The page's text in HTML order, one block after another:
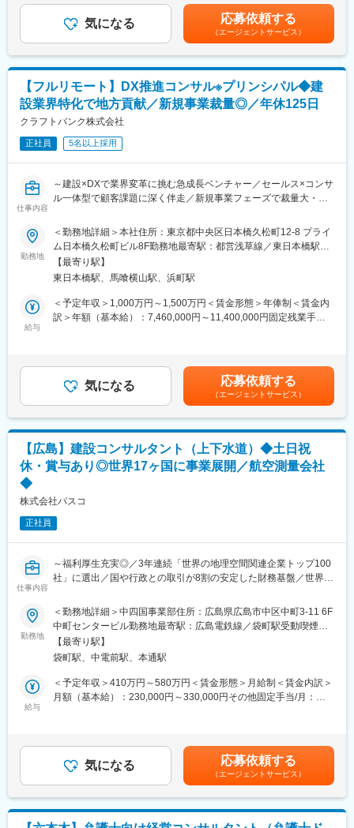
◎戦略と技術をつなぐ本質的なコンサルティング
∟SIerとしての開発力を背景に、「絵に描いた餅ではない」現実
解を提供できます。
◎プライム案件中心の裁量ある環境
∟エンドユーザー直請け案件が約9割。顧客と直接対話しながら価
値創出が可能。
◎幅広いキャリアパスを描ける柔軟な組織
∟一般的な一本道のキャリアではなく、志向・得意領域に応じた
キャリア設計が可能。
★「えるぼし認定段階3（※1）」取得
★「くるみん（※2）」取得
変更の範囲：本人の適性により当社業務全般に変更の可能性がご
ざいます。
∟GHG排出量（特にScope 3）の算出
∟排出削減目標・ロードマップの策定支援
◇脱炭素を取り巻く政策・トレンドの調査や、ウェビナー等を通
じた顧客への発信
◇プロダクトチームと連携し、e-dashの新機能／新事業開発の企
画、立案、実行
■当ポジションの特徴：
・環境・脱炭素に関するコンサルティングの経験・知見をフルに
活用いただけます。
・通常のコンサルティング業務に留まらず、顧客ニーズをとらえ
た、新たな機能やサービスの企画立案・実行に携われます。
チャー企業ならではのスピード感やダイナミックさが魅力です。
■募集背景：
当社は2022年2月に設立しました。脱炭素への歩みを、大企業か
ンに掲げ、脱炭素を切り口として日本のエネルギー業界を変革す
ることを目指しています。
変更の範囲：会社の定める業務
す。月給(月額)は固定手当を含めた表記です。
気になる 応募依頼する
（エージェントサービス）
【フルリモート】DX推進コンサル※プリンシパル◆建
設業界特化で地方貢献／新規事業裁量◎／年休125日
クラフトバンク株式会社
正社員 5名以上採用
仕事内容
～建設×DXで業界変革に挑む急成長ベンチャー／セールス×コンサ
ル一体型で顧客課題に深く伴走／新規事業フェーズで裁量大・事
■同社について
「世界一、魅力的な業界をつくる」を掲げ、2021年創業の建設AI-
BPaaS企業。建設業界は社会インフラを支える72兆円規模の基幹
産業である一方、人手不足・高齢化・採用難・生産性など多くの
経営課題を抱えています。
同社はAI・SaaS・BPO・コンサルを組み合わせ、工事会社の経営
2025年5月に立ち上がった新規事業です。
大手総合コンサルファームが業界横断で支援する中、同社は建設
業界に特化。BPRコンサルティングを起点に業務を可視化し、
く、顧客課題に最適なソリューションを提案。業界理解とコンサ
ルティング、実装支援を融合し、実効性の高い変革を実現してい
る点が強みです。
■業務概要
〈業務詳細〉
・地銀からのトスアップ情報を活用し、顧客との関係構築を通じ
振り分け）
・受注後のプロジェクト対応
・顧客課題の抽出、業務改革提案（BPR）、DX推進支援
・ツール選定やスクラッチ開発の検討、PM対応（開発は外注）
※初回ヒアリング時に週1回程度の出張あり
手触り感を持って携われる点が大きなやりがいです。
30歳前後中心（PM１、PL１、メンバー８）
■働き方
勤務地
＜勤務地詳細＞本社住所：東京都中央区日本橋久松町12-8 プライ
ム日本橋久松町ビル8F勤務地最寄駅：都営浅草線／東日本橋駅受
動喫煙対策：屋内全面禁煙変更の範囲：会社の定める事業所（リ
モートワーク含む）
【最寄り駅】
東日本橋駅、馬喰横山駅、浜町駅
給与
＜予定年収＞1,000万円～1,500万円＜賃金形態＞年俸制＜賃金内
訳＞年額（基本給）：7,460,000円～11,400,000円固定残業手当/
業手当＞有＜給与補足＞■昇給：年2回賃金はあくまでも目安の金
額であり、選考を通じて上下する可能性があります。月給(月額)は
固定手当を含めた表記です。
気になる 応募依頼する
（エージェントサービス）
【広島】建設コンサルタント（上下水道）◆土日祝
休・賞与あり◎世界17ヶ国に事業展開／航空測量会社
◆
株式会社パスコ
正社員
仕事内容
～福利厚生充実◎／3年連続「世界の地理空間関連企業トップ100
社」に選出／国や行政との取引が8割の安定した財務基盤／世界
建設コンサルタントとして、以下の業務をお任せいたします。
■業務内容：
◎上下水道の台帳整備、企業会計業務などの対応
◎下水道設計から資産評価・法適化移行支援まで、空間情報技術
を活用した調査、設計コンサルタント業務を提供します。
◎技術士補
◎ＲＣＣＭ
集、分析やサービス提供までをワンストップで事業展開していま
勤務地
＜勤務地詳細＞中四国事業部住所：広島県広島市中区中町3-11 6F
中町センタービル勤務地最寄駅：広島電鉄線／袋町駅受動喫煙対
策：屋内全面禁煙変更の範囲：会社の定める事業所（リモートワ
ーク含む）
【最寄り駅】
袋町駅、中電前駅、本通駅
給与
＜予定年収＞410万円～580万円＜賃金形態＞月給制＜賃金内訳＞
月額（基本給）：230,000円～330,000円その他固定手当/月：
回（人事評価による）■賞与：年2回（業績により期末支給あり）
賃金はあくまでも目安の金額であり、選考を通じて上下する可能
性があります。月給(月額)は固定手当を含めた表記です。
気になる 応募依頼する
（エージェントサービス）